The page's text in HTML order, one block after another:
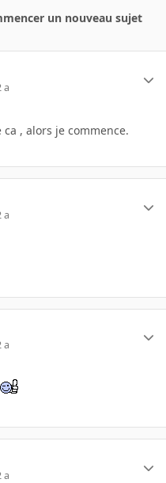
un nouveau sujet
a
, alors je commence.
a
a
a